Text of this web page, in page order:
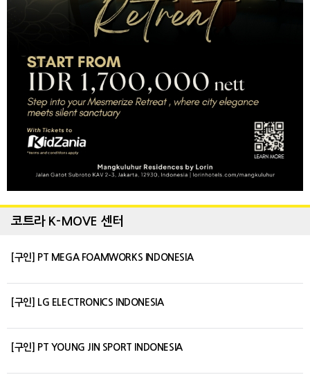
코트라 K-MOVE 센터
[구인] PT MEGA FOAMWORKS INDONESIA
[구인] LG ELECTRONICS INDONESIA
[구인] PT YOUNG JIN SPORT INDONESIA